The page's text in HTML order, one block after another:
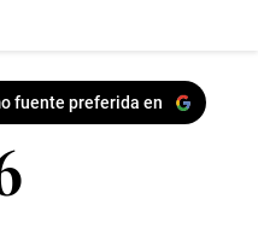
fuente preferida en